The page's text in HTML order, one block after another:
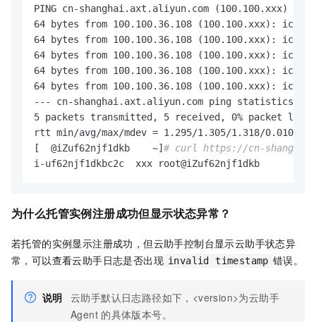
PING cn-shanghai.axt.aliyun.com (100.100.xxx)
64 bytes from 100.100.36.108 (100.100.xxx):
64 bytes from 100.100.36.108 (100.100.xxx):
64 bytes from 100.100.36.108 (100.100.xxx):
64 bytes from 100.100.36.108 (100.100.xxx):
64 bytes from 100.100.36.108 (100.100.xxx):
--- cn-shanghai.axt.aliyun.com ping statistics ---
5 packets transmitted, 5 received, 0% packet loss,
rtt min/avg/max/mdev = 1.295/1.305/1.318/0.010 ms
[  @iZuf62njf1dkb    ~] # curl https://cn-
i-uf62njf1dkbc2c  xxx root@iZuf62njf1dkb
为什么托管实例注册成功但显示状态异常？
若托管的实例显示注册成功，但云助手控制台显示云助手状态异
常，可以查看云助手日志是否出现 invalid timestamp 错误。
说明 云助手默认日志路径如下，<version>为云助手
Agent 的具体版本号。